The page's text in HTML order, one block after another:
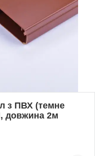
з ПВХ (темне
довжина 2м